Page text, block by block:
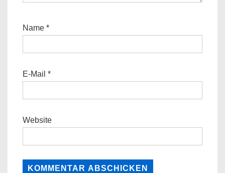
Name *
E-Mail *
Website